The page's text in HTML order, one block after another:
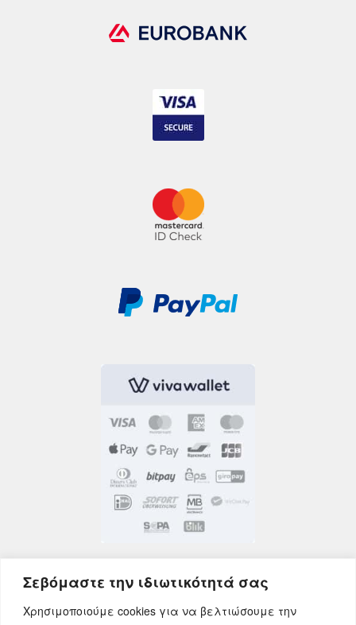
Σεβόμαστε την ιδιωτικότητά σας
Χρησιμοποιούμε cookies για να βελτιώσουμε την